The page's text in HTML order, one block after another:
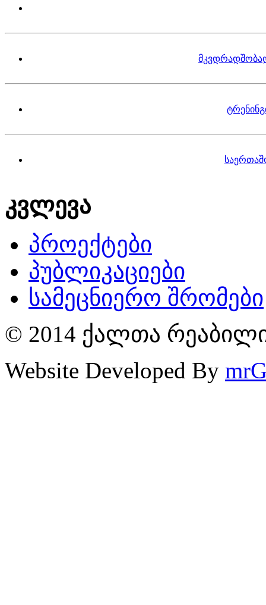
კვლევა
პროექტები
პუბლიკაციები
სამეცნიერო შრომები
© 2014 ქალთა
Website Developed By